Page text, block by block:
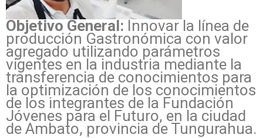
Objetivo General: Innovar la línea de
producción Gastronómica con valor
agregado utilizando parámetros
vigentes en la industria mediante la
transferencia de conocimientos para
la optimización de los conocimientos
de los integrantes de la Fundación
Jóvenes para el Futuro, en la ciudad
de Ambato, provincia de Tungurahua.